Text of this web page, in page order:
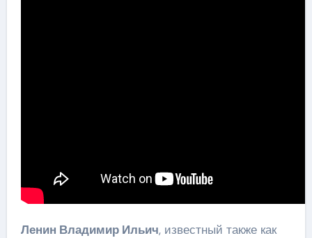
Ленин Владимир Ильич, известный также как